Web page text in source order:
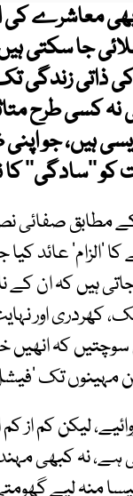
معاشرے کی
جا سکتی
زندگی تک
کسی طرح
ہیں، جو
’’سادگی‘‘ کا
مطابق صفائی
’الزام‘ عائد
جاتی ہیں کہ ان
کھردری اور
سوچتیں کہ
تک
لیکن کم
ہے، نہ کبھی
منہ لیے